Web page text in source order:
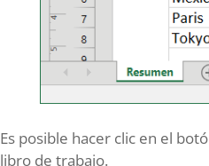
Es posible hacer clic en el
libro de trabajo.